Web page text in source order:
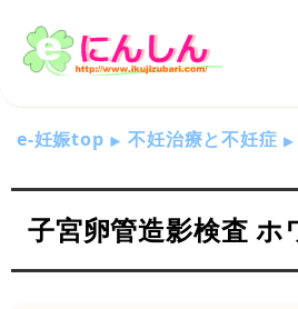
e-妊娠top 不妊治療と不妊症
子宮卵管造影検査 ホ